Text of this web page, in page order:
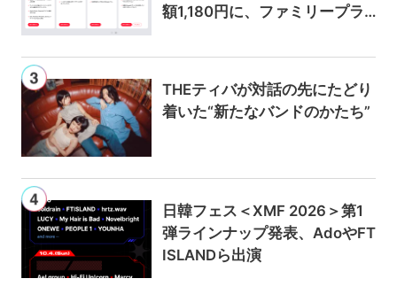
額1,180円に、ファミリープラ
THEティバが対話の先にたどり
着いた“新たなバンドのかたち”
日韓フェス＜XMF 2026＞第1
弾ラインナップ発表、AdoやFT
ISLANDら出演